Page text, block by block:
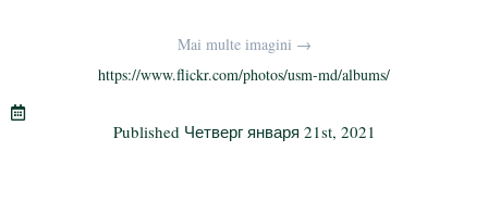
r a
m
ailр
а
и
Mai multe imagini →
https://www.flickr.com/photos/usm-md/albums/
Published Четверг января 21st, 2021